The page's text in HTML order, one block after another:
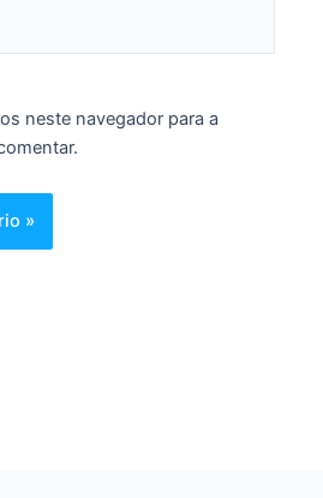
neste navegador para a